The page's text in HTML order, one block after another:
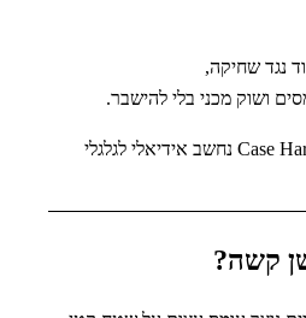
נגד שחיקה,
ושוק מכני בלי להישבר.
זו אחת הסיבות ש-Case Hardening נחשב אידיאלי לגלגלי
קשה?